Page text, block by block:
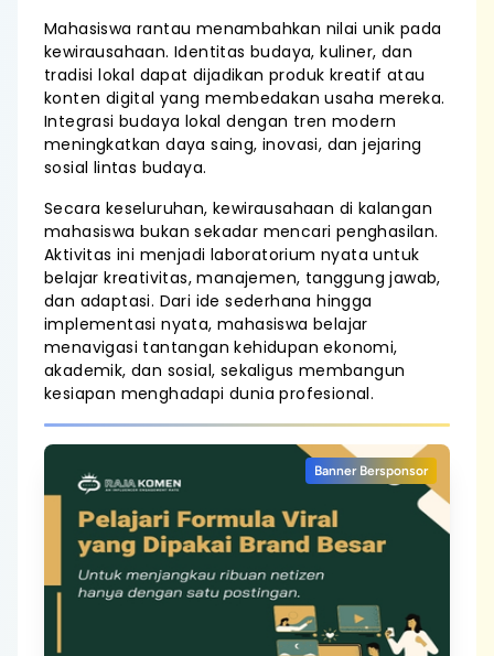
Mahasiswa rantau menambahkan nilai unik pada
kewirausahaan. Identitas budaya, kuliner, dan
tradisi lokal dapat dijadikan produk kreatif atau
konten digital yang membedakan usaha mereka.
Integrasi budaya lokal dengan tren modern
meningkatkan daya saing, inovasi, dan jejaring
sosial lintas budaya.
Secara keseluruhan, kewirausahaan di kalangan
mahasiswa bukan sekadar mencari penghasilan.
Aktivitas ini menjadi laboratorium nyata untuk
belajar kreativitas, manajemen, tanggung jawab,
dan adaptasi. Dari ide sederhana hingga
implementasi nyata, mahasiswa belajar
menavigasi tantangan kehidupan ekonomi,
akademik, dan sosial, sekaligus membangun
kesiapan menghadapi dunia profesional.
Banner Bersponsor